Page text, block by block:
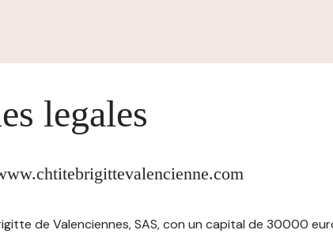
legales
de Valenciennes, SAS, con un capital de 30000